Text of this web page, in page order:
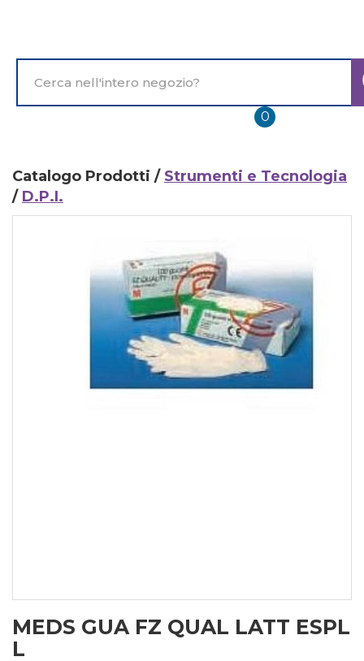
principale
Prodotto
0prodotti
inseriti
Catalogo Prodotti / Strumenti e Tecnologia
/ D.P.I.
MEDS GUA FZ QUAL LATT ESPL
L